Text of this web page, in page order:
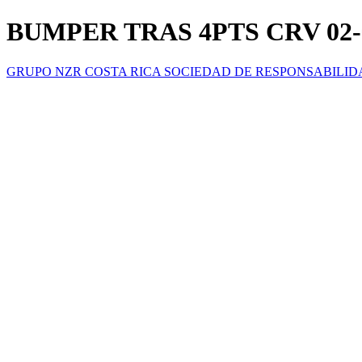
BUMPER TRAS 4PTS CRV
GRUPO NZR COSTA RICA SOCIEDAD DE